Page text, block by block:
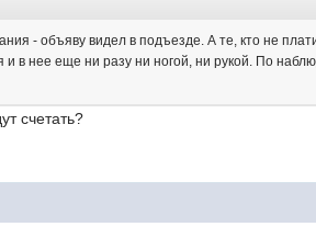
- объяву видел в подъезде. А те, кто не
и в нее еще ни разу ни ногой, ни рукой. По
счетать?